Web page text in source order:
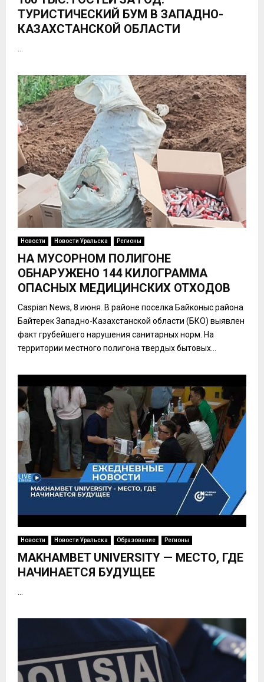
ТУРИСТИЧЕСКИЙ БУМ В ЗАПАДНО-
КАЗАХСТАНСКОЙ ОБЛАСТИ
Новости Новости Уральска Регионы
НА МУСОРНОМ ПОЛИГОНЕ
ОБНАРУЖЕНО 144 КИЛОГРАММА
ОПАСНЫХ МЕДИЦИНСКИХ ОТХОДОВ
Caspian News, 8 июня. В районе поселка Байконыс района
Байтерек Западно-Казахстанской области (БКО) выявлен
факт грубейшего нарушения санитарных норм. На
территории местного полигона твердых бытовых...
Новости Новости Уральска Образование Регионы
MAKHAMBET UNIVERSITY — МЕСТО, ГДЕ
НАЧИНАЕТСЯ БУДУЩЕЕ
...